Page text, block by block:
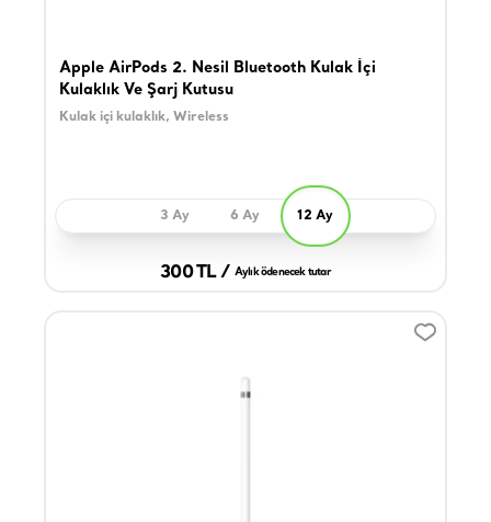
Apple AirPods 2. Nesil Bluetooth Kulak İçi
Kulaklık Ve Şarj Kutusu
Kulak içi kulaklık, Wireless
3 Ay 6 Ay 12 Ay
300 TL / Aylık ödenecek tutar